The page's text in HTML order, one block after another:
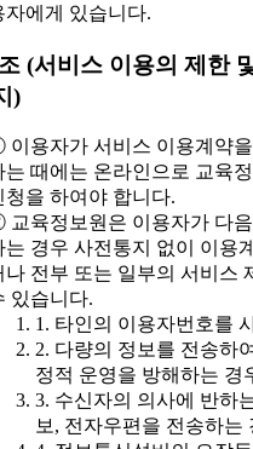
자에게 있습니다.
(서비스 이용의 제한
)
용자가 서비스 이용계약
는 때에는 온라인으로 교육
청을 하여야 합니다.
육정보원은 이용자가 다
는 경우 사전통지 없이 이용
나 전부 또는 일부의 서비스
있습니다.
1. 타인의 이용자번호를
2. 다량의 정보를 전송하
정적 운영을 방해하는 경
3. 수신자의 의사에 반하
보, 전자우편을 전송하는